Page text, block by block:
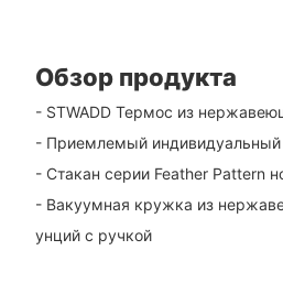
Обзор продукта
- STWADD Термос из
- Приемлемый индивидуальный
- Стакан серии Feather Pattern
- Вакуумная кружка из
унций с ручкой